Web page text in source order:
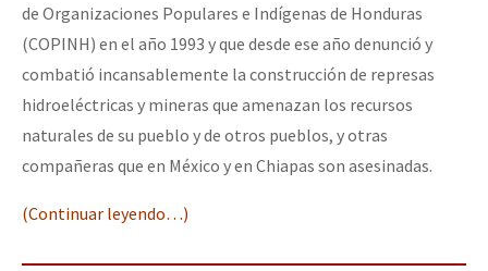
de Organizaciones Populares e Indígenas de Honduras
(COPINH) en el año 1993 y que desde ese año denunció y
combatió incansablemente la construcción de represas
hidroeléctricas y mineras que amenazan los recursos
naturales de su pueblo y de otros pueblos, y otras
compañeras que en México y en Chiapas son asesinadas.
(Continuar leyendo…)